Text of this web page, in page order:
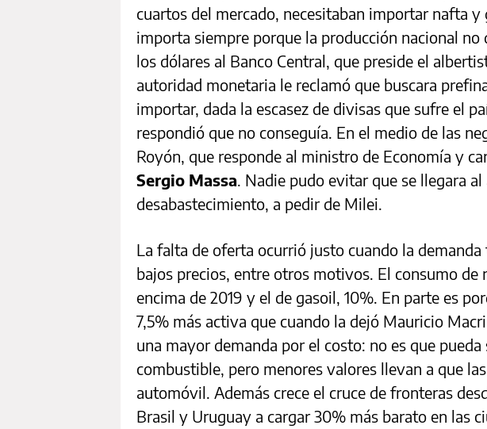
cuartos del mercado, necesitaban importar nafta
importa siempre porque la producción nacional no
los dólares al Banco Central, que preside el
autoridad monetaria le reclamó que buscara
importar, dada la escasez de divisas que sufre el
respondió que no conseguía. En el medio de las
Royón, que responde al ministro de Economía y
Sergio Massa. Nadie pudo evitar que se llegara al
desabastecimiento, a pedir de Milei.
La falta de oferta ocurrió justo cuando la
bajos precios, entre otros motivos. El consumo de
encima de 2019 y el de gasoil, 10%. En parte es
7,5% más activa que cuando la dejó Mauricio
una mayor demanda por el costo: no es que pueda
combustible, pero menores valores llevan a que
automóvil. Además crece el cruce de fronteras
Brasil y Uruguay a cargar 30% más barato en las